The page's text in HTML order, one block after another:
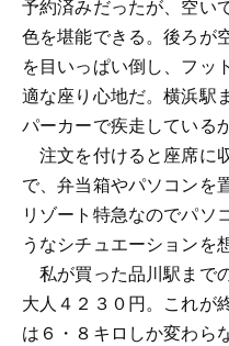
予約済みだったが、空い
色を堪能できる。後ろが
を目いっぱい倒し、フッ
適な座り心地だ。横浜駅
パーカーで疾走している
注文を付けると座席に
で、弁当箱やパソコンを
リゾート特急なのでパソ
うなシチュエーションを
私が買った品川駅まで
大人４２３０円。これが
は６・８キロしか変わら